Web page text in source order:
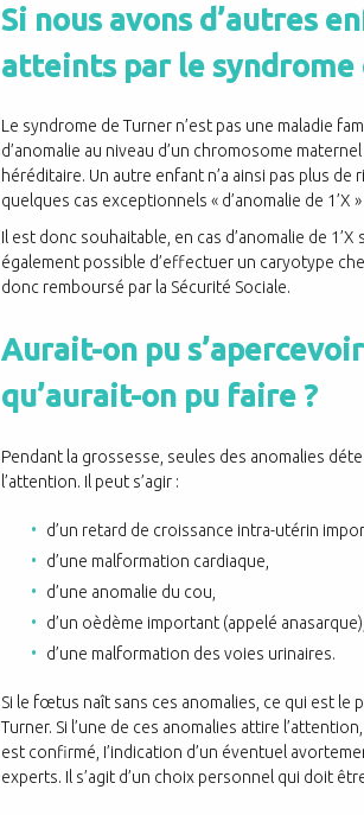
Si nous avons d’autres
atteints par le syndrome
Le syndrome de Turner n’est pas une maladie
d’anomalie au niveau d’un chromosome
héréditaire. Un autre enfant n’a ainsi pas plus
quelques cas exceptionnels « d’anomalie de 1’X
Il est donc souhaitable, en cas d’anomalie de
également possible d’effectuer un caryotype
donc remboursé par la Sécurité Sociale.
Aurait-on pu
qu’aurait-on pu faire ?
Pendant la grossesse, seules des anomalies
l’attention. Il peut s’agir :
d’un retard de croissance intra-utérin
d’une malformation cardiaque,
d’une anomalie du cou,
d’un oèdème important (appelé
d’une malformation des voies urinaires.
Si le fœtus naît sans ces anomalies, ce qui est
Turner. Si l’une de ces anomalies attire
est confirmé, I’indication d’un éventuel
experts. Il s’agit d’un choix personnel qui doit